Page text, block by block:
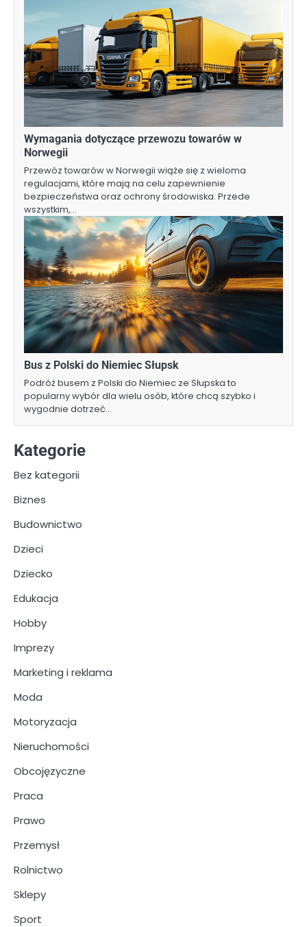
Wymagania dotyczące przewozu towarów w
Norwegii
Przewóz towarów w Norwegii wiąże się z wieloma
regulacjami, które mają na celu zapewnienie
bezpieczeństwa oraz ochrony środowiska. Przede
wszystkim,…
Bus z Polski do Niemiec Słupsk
Podróż busem z Polski do Niemiec ze Słupska to
popularny wybór dla wielu osób, które chcą szybko i
wygodnie dotrzeć…
Kategorie
Bez kategorii
Biznes
Budownictwo
Dzieci
Dziecko
Edukacja
Hobby
Imprezy
Marketing i reklama
Moda
Motoryzacja
Nieruchomości
Obcojęzyczne
Praca
Prawo
Przemysł
Rolnictwo
Sklepy
Sport